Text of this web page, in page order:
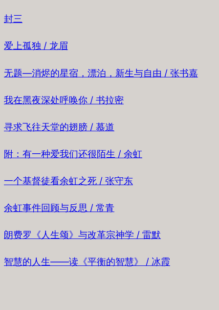
封三
爱上孤独 / 龙眉
无题—消烬的星宿，漂泊，新生与自由 / 张书嘉
我在黑夜深处呼唤你 / 书拉密
寻求飞往天堂的翅膀 / 慕道
附：有一种爱我们还很陌生 / 余虹
一个基督徒看余虹之死 / 张守东
余虹事件回顾与反思 / 常青
朗费罗《人生颂》与改革宗神学 / 雷默
智慧的人生——读《平衡的智慧》 / 冰霞